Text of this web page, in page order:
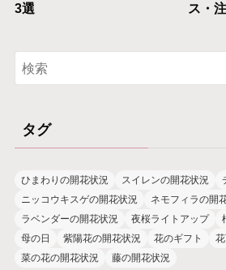
3選
ス・
タグ
ひまわりの開花状況 スイレンの開花状況
ニッコウキスゲの開花状況
ネモフィラの開
ラベンダーの開花状況
夜桜ライトアップ
母の日
紫陽花の開花状況 花のギフト
菜の花の開花状況
藤の開花状況